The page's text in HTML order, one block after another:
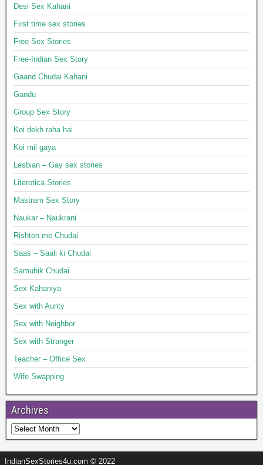
Desi Sex Kahani
First time sex stories
Free Sex Stories
Free-Indian Sex Story
Gaand Chudai Kahani
Gandu
Group Sex Story
Koi dekh raha hai
Koi mil gaya
Lesbian – Gay sex stories
Literotica Stories
Mastram Sex Story
Naukar – Naukrani
Rishton me Chudai
Saas – Saali ki Chudai
Samuhik Chudai
Sex Kahaniya
Sex with Aunty
Sex with Neighbor
Sex with Stranger
Teacher – Office Sex
Wife Swapping
Archives
IndianSexStories4u.com © 2022